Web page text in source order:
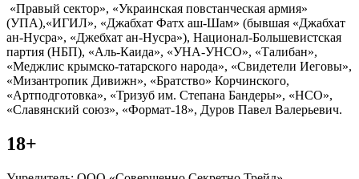
«Правый сектор», «Украинская повстанческая армия»
(УПА),«ИГИЛ», «Джабхат Фатх аш-Шам» (бывшая «Джабхат
ан-Нусра», «Джебхат ан-Нусра»), Национал-Большевистская
партия (НБП), «Аль-Каида», «УНА-УНСО», «Талибан»,
«Меджлис крымско-татарского народа», «Свидетели Иеговы»,
«Мизантропик Дивижн», «Братство» Корчинского,
«Артподготовка», «Тризуб им. Степана Бандеры», «НСО»,
«Славянский союз», «Формат-18», Дуров Павел Валерьевич.
18+